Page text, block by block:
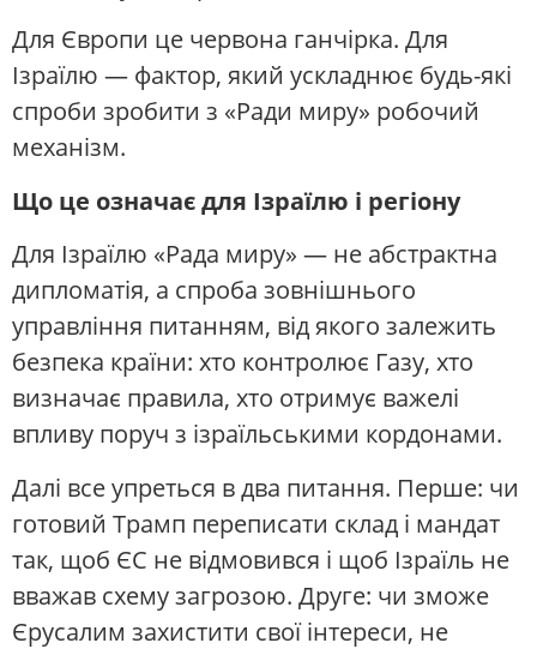
Для Європи це червона ганчірка. Для
Ізраїлю — фактор, який ускладнює будь-які
спроби зробити з «Ради миру» робочий
механізм.
Що це означає для Ізраїлю і регіону
Для Ізраїлю «Рада миру» — не абстрактна
дипломатія, а спроба зовнішнього
управління питанням, від якого залежить
безпека країни: хто контролює Газу, хто
визначає правила, хто отримує важелі
впливу поруч з ізраїльськими кордонами.
Далі все упреться в два питання. Перше: чи
готовий Трамп переписати склад і мандат
так, щоб ЄС не відмовився і щоб Ізраїль не
вважав схему загрозою. Друге: чи зможе
Єрусалим захистити свої інтереси, не